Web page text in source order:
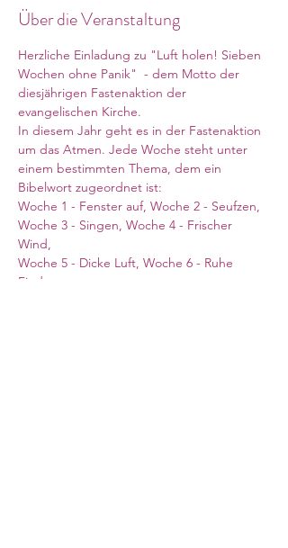
Über die Veranstaltung
Herzliche Einladung zu "Luft holen! Sieben
Wochen ohne Panik"  - dem Motto der
diesjährigen Fastenaktion der
evangelischen Kirche.
In diesem Jahr geht es in der Fastenaktion
um das Atmen. Jede Woche steht unter
einem bestimmten Thema, dem ein
Bibelwort zugeordnet ist:
Woche 1 - Fenster auf, Woche 2 - Seufzen,
Woche 3 - Singen, Woche 4 - Frischer
Wind,
Woche 5 - Dicke Luft, Woche 6 - Ruhe
Finden